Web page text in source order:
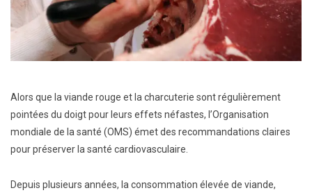
Alors que la viande rouge et la charcuterie sont régulièrement
pointées du doigt pour leurs effets néfastes, l’Organisation
mondiale de la santé (OMS) émet des recommandations claires
pour préserver la santé cardiovasculaire.
Depuis plusieurs années, la consommation élevée de viande,